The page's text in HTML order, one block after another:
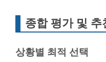
종합 평가 및 추
상황별 최적 선택